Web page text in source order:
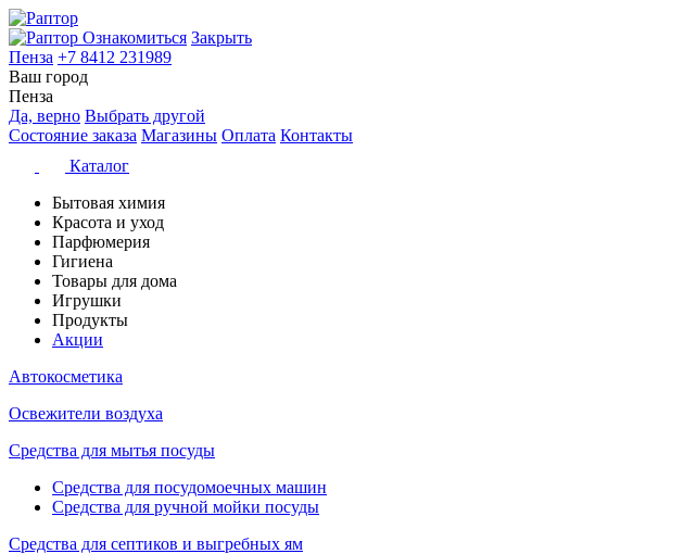
Ознакомиться Закрыть
Пенза +7 8412 231989
Ваш город
Пенза
Да, верно Выбрать другой
Состояние заказа Магазины Оплата Контакты
Каталог
Бытовая химия
Красота и уход
Парфюмерия
Гигиена
Товары для дома
Игрушки
Продукты
Акции
Автокосметика
Освежители воздуха
Средства для мытья посуды
Средства для посудомоечных машин
Средства для ручной мойки посуды
Средства для септиков и выгребных ям